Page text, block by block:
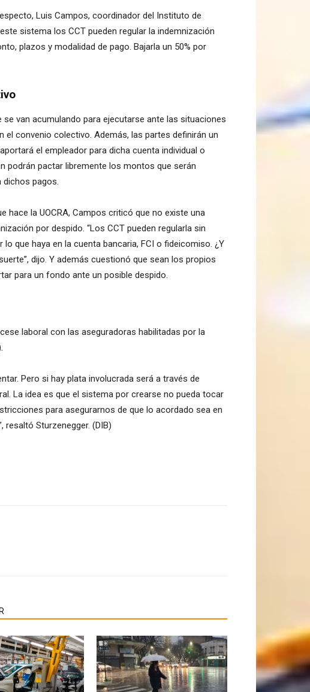
Luis Campos, coordinador del Instituto de
sistema los CCT pueden regular la indemnización
plazos y modalidad de pago. Bajarla un 50% por
van acumulando para ejecutarse ante las situaciones
el convenio colectivo. Además, las partes definirán un
el empleador para dicha cuenta individual o
podrán pactar libremente los montos que serán
dichos pagos.
hace la UOCRA, Campos criticó que no existe una
por despido. “Los CCT pueden regularla sin
que haya en la cuenta bancaria, FCI o fideicomiso. ¿Y
dijo. Y además cuestionó que sean los propios
para un fondo ante un posible despido.
laboral con las aseguradoras habilitadas por la
Pero si hay plata involucrada será a través de
La idea es que el sistema por crearse no pueda tocar
para asegurarnos de que lo acordado sea en
resaltó Sturzenegger. (DIB)